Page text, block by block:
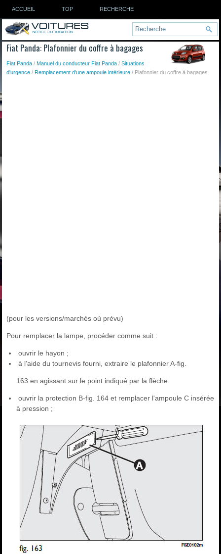
ACCUEIL TOP RECHERCHE
Fiat Panda: Plafonnier du coffre à bagages
Fiat Panda /Manuel du conducteur Fiat Panda /Situations
d'urgence /Remplacement d'une ampoule intérieure / Plafonnier du coffre à bagages
(pour les versions/marchés où prévu)
Pour remplacer la lampe, procéder comme suit :
ouvrir le hayon ;
à l'aide du tournevis fourni, extraire le plafonnier A-fig.
163 en agissant sur le point indiqué par la flèche.
ouvrir la protection B-fig. 164 et remplacer l'ampoule C insérée
à pression ;